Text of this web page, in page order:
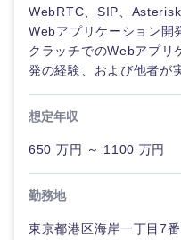
香川県
高知県
WebRTC、SIP、
Webアプリケーション開
クラッチでのWebアプリ
発の経験、および他者が
想定年収
650 万円 ～ 1100 万円
勤務地
東京都港区海岸一丁目7